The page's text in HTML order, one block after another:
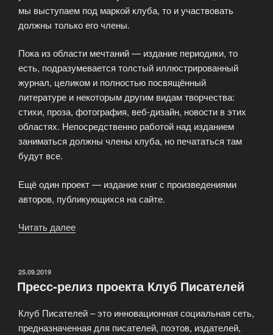
мы выступаем под маркой клуба, то и участвовать
должны только его члены.
Пока из области мечтаний — издание периодики, то
есть, подразумевается толстый иллюстрированный
журнал, целиком и полностью посвящённый
литературе и некоторым другим видам творчества:
стихи, проза, фотография, веб-дизайн, новости в этих
областях. Непосредственно работой над изданием
заниматься должны члены клуба, но печататься там
будут все.
Ещё один проект — издание книг с произведениями
авторов, публикующихся на сайте.
Читать далее
Club»
ОПУБЛИКОВАНО
25.09.2019
Пресс-релиз проекта Клуб Писателей
Клуб Писателей – это инновационная социальная сеть,
предназначенная для писателей, поэтов, издателей,